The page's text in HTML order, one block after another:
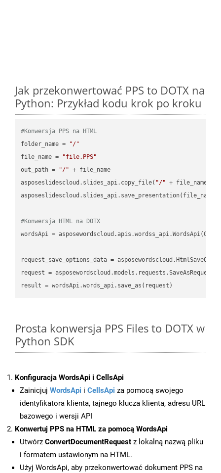
Jak przekonwertować PPS to DOTX na
Python: Przykład kodu krok po kroku
#Konwersja PPS na HTML
folder_name =
"/"
file_name =
"file.PPS"
out_path =
"/" + file_name
asposeslidescloud.slides_api.copy_file( "/" + file_name,
#Konwersja HTML na DOTX
wordsApi =
request_save_options_data =
request =
Prosta konwersja PPS Files to DOTX w
Python SDK
Konfiguracja WordsApi i CellsApi
Zainicjuj WordsApi i CellsApi za pomocą swojego
identyfikatora klienta, tajnego klucza klienta, adresu URL
bazowego i wersji API
Konwertuj PPS na HTML za pomocą WordsApi
Utwórz ConvertDocumentRequest z lokalną nazwą pliku
i formatem ustawionym na HTML.
Użyj WordsApi, aby przekonwertować dokument PPS na